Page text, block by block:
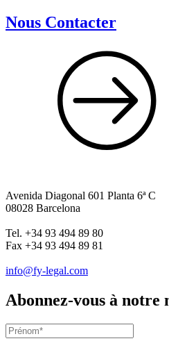
Nous Contacter
Avenida Diagonal 601 Planta 6ª C
08028 Barcelona
Tel. +34 93 494 89 80
Fax +34 93 494 89 81
info@fy-legal.com
Abonnez-vous à notre